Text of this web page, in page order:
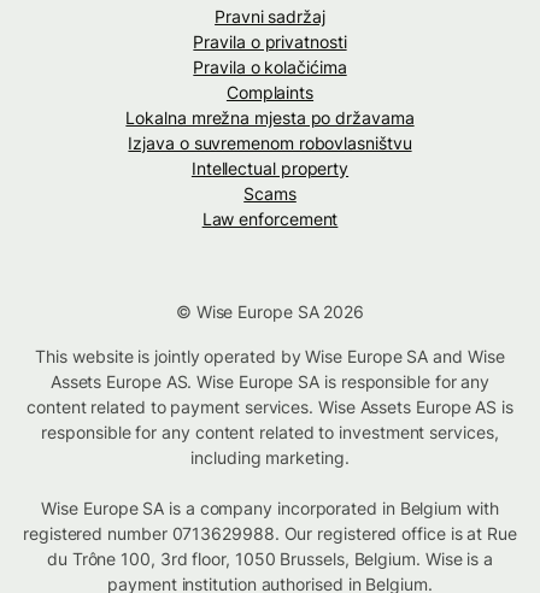
Pravni sadržaj
Pravila o privatnosti
Pravila o kolačićima
Complaints
Lokalna mrežna mjesta po državama
Izjava o suvremenom robovlasništvu
Intellectual property
Scams
Law enforcement
© Wise Europe SA 2026
This website is jointly operated by Wise Europe SA and Wise
Assets Europe AS. Wise Europe SA is responsible for any
content related to payment services. Wise Assets Europe AS is
responsible for any content related to investment services,
including marketing.
Wise Europe SA is a company incorporated in Belgium with
registered number 0713629988. Our registered office is at Rue
du Trône 100, 3rd floor, 1050 Brussels, Belgium. Wise is a
payment institution authorised in Belgium.